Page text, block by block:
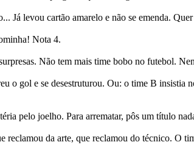
Já levou cartão amarelo e não se emenda.
Nota 4.
Não tem mais time bobo no futebol.
o gol e se desestruturou. Ou: o time B
pelo joelho. Para arrematar, pôs um título
reclamou da arte, que reclamou do técnico. O